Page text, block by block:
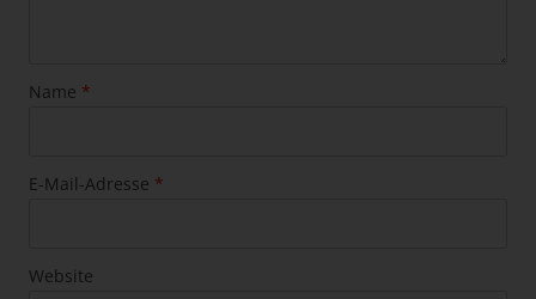
Name *
E-Mail-Adresse *
Website